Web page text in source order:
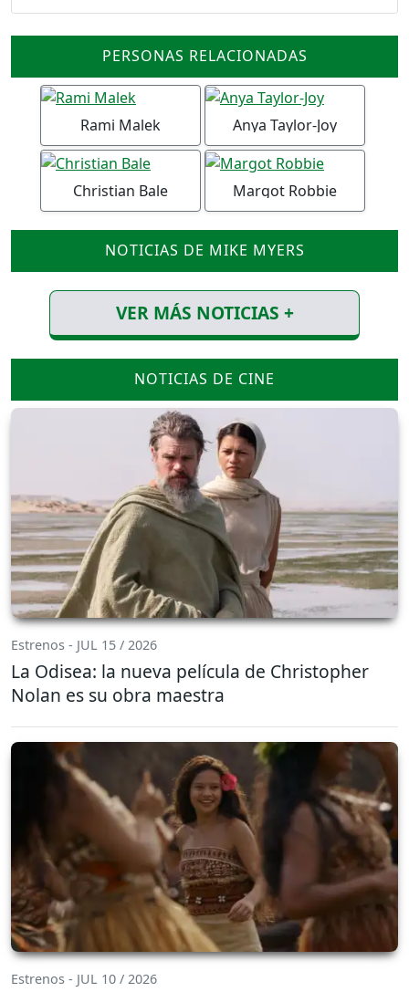
PERSONAS RELACIONADAS
Rami Malek Anya Taylor-Joy
Christian Bale Margot Robbie
NOTICIAS DE MIKE MYERS
VER MÁS NOTICIAS +
NOTICIAS DE CINE
Estrenos - JUL 15 / 2026
La Odisea: la nueva película de Christopher
Nolan es su obra maestra
Estrenos - JUL 10 / 2026